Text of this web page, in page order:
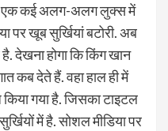
एक कई अलग-अलग लुक्स में
खूब सुर्खियां बटोरी. अब
देखना होगा कि किंग खान
कब देते हैं. वहा हाल ही में
किया गया है. जिसका टाइटल
में है. सोशल मीडिया पर